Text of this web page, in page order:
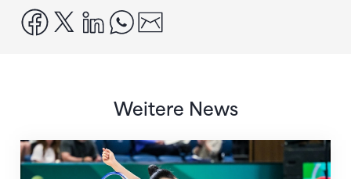
facebook
x linkedinwhatsapp
Weitere News
Nächster Halt: Weltmeisterschaft